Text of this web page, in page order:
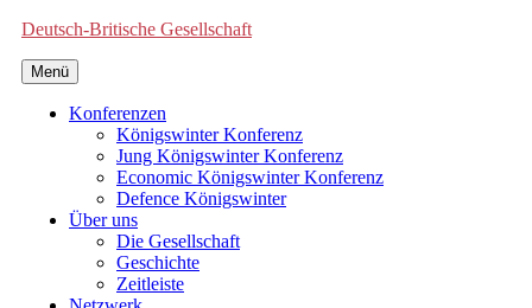
Deutsch-Britische Gesellschaft
Menü
Konferenzen
Königswinter Konferenz
Jung Königswinter Konferenz
Economic Königswinter Konferenz
Defence Königswinter
Über uns
Die Gesellschaft
Geschichte
Zeitleiste